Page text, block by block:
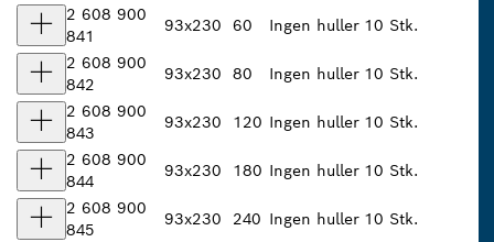
2 608 900
841
93x230 60 Ingen huller 10 Stk.
2 608 900
842
93x230 80 Ingen huller 10 Stk.
2 608 900
843
93x230 120 Ingen huller 10 Stk.
2 608 900
844
93x230 180 Ingen huller 10 Stk.
2 608 900
845
93x230 240 Ingen huller 10 Stk.